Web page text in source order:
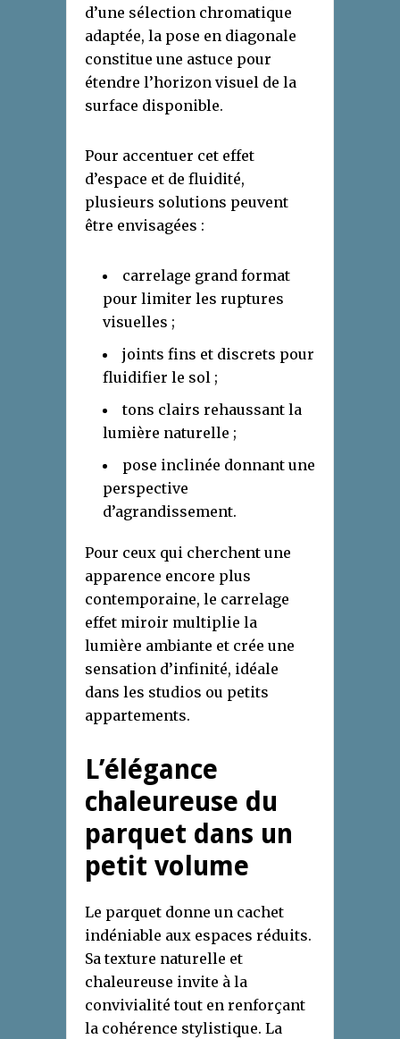
d’une sélection chromatique
adaptée, la pose en diagonale
constitue une astuce pour
étendre l’horizon visuel de la
surface disponible.
Pour accentuer cet effet
d’espace et de fluidité,
plusieurs solutions peuvent
être envisagées :
carrelage grand format
pour limiter les ruptures
visuelles ;
joints fins et discrets pour
fluidifier le sol ;
tons clairs rehaussant la
lumière naturelle ;
pose inclinée donnant une
perspective
d’agrandissement.
Pour ceux qui cherchent une
apparence encore plus
contemporaine, le carrelage
effet miroir multiplie la
lumière ambiante et crée une
sensation d’infinité, idéale
dans les studios ou petits
appartements.
L’élégance
chaleureuse du
parquet dans un
petit volume
Le parquet donne un cachet
indéniable aux espaces réduits.
Sa texture naturelle et
chaleureuse invite à la
convivialité tout en renforçant
la cohérence stylistique. La